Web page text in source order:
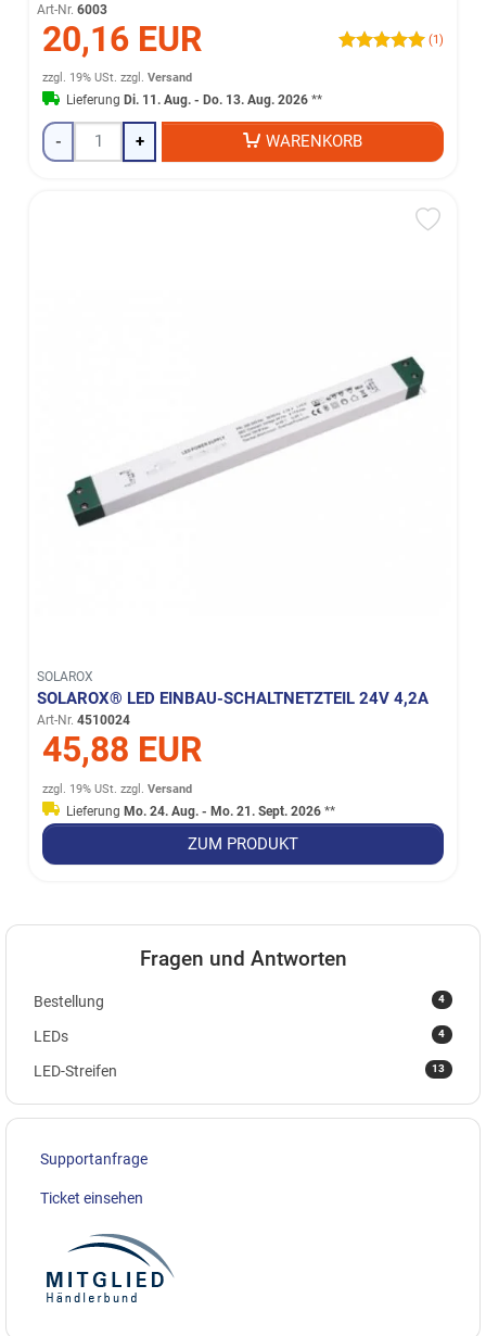
Art-Nr. 6003
20,16 EUR (1)
zzgl. 19% USt. zzgl.Versand
Lieferung Di. 11. Aug. - Do. 13. Aug. 2026 **
- + WARENKORB
SOLAROX
SOLAROX® LED EINBAU-SCHALTNETZTEIL 24V 4,2A
Art-Nr. 4510024
45,88 EUR
zzgl. 19% USt. zzgl.Versand
LieferungMo. 24. Aug. - Mo. 21. Sept. 2026 **
ZUM PRODUKT
Fragen und Antworten
4
Bestellung
4
LEDs
13
LED-Streifen
Supportanfrage
Ticket einsehen